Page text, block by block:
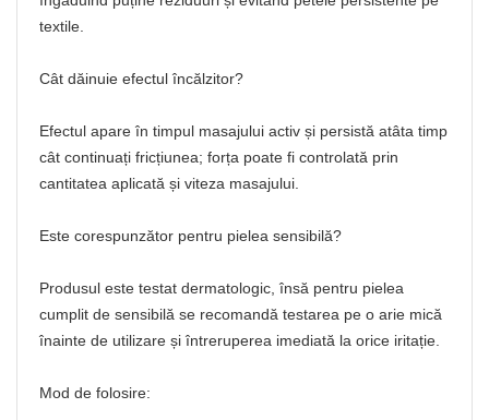
textile.
Cât dăinuie efectul încălzitor?
Efectul apare în timpul masajului activ și persistă atâta timp
cât continuați fricțiunea; forța poate fi controlată prin
cantitatea aplicată și viteza masajului.
Este corespunzător pentru pielea sensibilă?
Produsul este testat dermatologic, însă pentru pielea
cumplit de sensibilă se recomandă testarea pe o arie mică
înainte de utilizare și întreruperea imediată la orice iritație.
Mod de folosire: